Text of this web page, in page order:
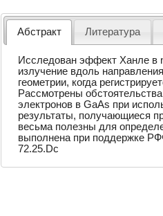
Абстракт Литература
Исследован эффект Ханле в
излучение вдоль
геометрии, когда
Рассмотрены
электронов в GaAs при
результаты, получающиеся
весьма полезны для
выполнена при поддержке
72.25.Dc